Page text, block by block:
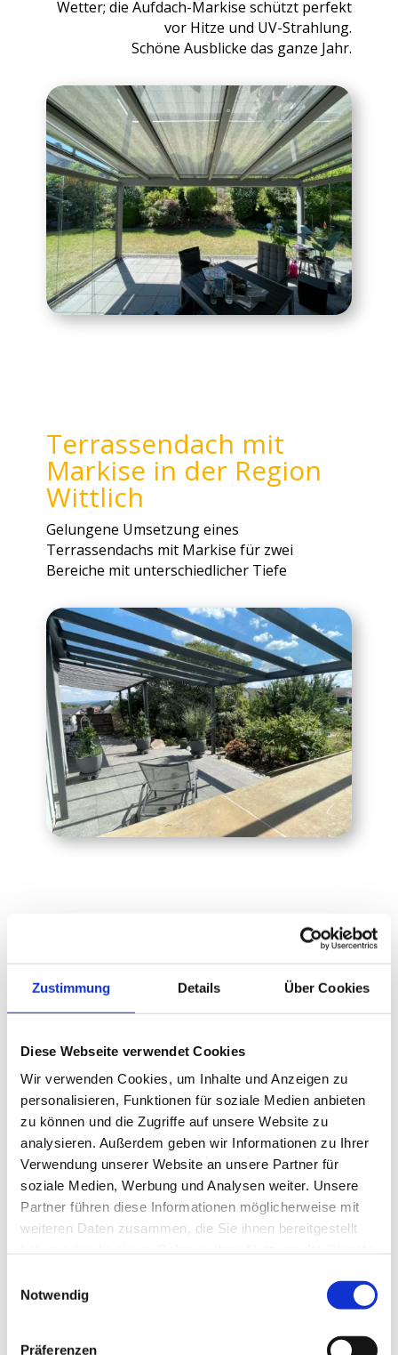
Zustimmung Details Über Cookies
Diese Webseite verwendet Cookies
Wir verwenden Cookies, um Inhalte und Anzeigen zu
personalisieren, Funktionen für soziale Medien anbieten
zu können und die Zugriffe auf unsere Website zu
analysieren. Außerdem geben wir Informationen zu Ihrer
Verwendung unserer Website an unsere Partner für
soziale Medien, Werbung und Analysen weiter. Unsere
Partner führen diese Informationen möglicherweise mit
weiteren Daten zusammen, die Sie ihnen bereitgestellt
Notwendig
Präferenzen
Wetter; die Aufdach-Markise schützt perfekt
vor Hitze und UV-Strahlung.
Schöne Ausblicke das ganze Jahr.
Terrassendach mit
Markise in der Region
Wittlich
Gelungene Umsetzung eines
Terrassendachs mit Markise für zwei
Bereiche mit unterschiedlicher Tiefe
Kubischer
Sommergarten in der
Region Cochem
Mit Glasschiebewänden, die das
vollständige Öffnen zu 3 Seiten
ermöglichen.